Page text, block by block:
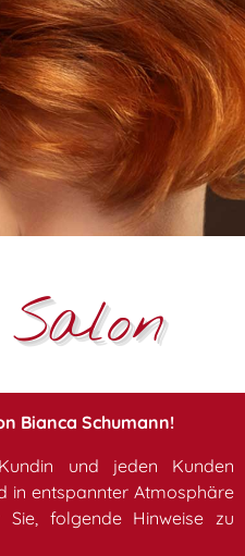
Bianca Schumann!
und jeden Kunden
in entspannter Atmosphäre
folgende Hinweise zu